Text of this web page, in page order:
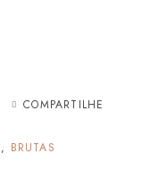
COMPARTILHE
, BRUTAS